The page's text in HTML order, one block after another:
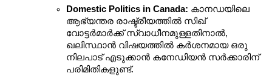
Domestic Politics in Canada: കാനഡയിലെ
ആഭ്യന്തര രാഷ്ട്രീയത്തിൽ സിഖ്
വോട്ടർമാർക്ക് സ്വാധീനമുള്ളതിനാൽ,
ഖലിസ്ഥാൻ വിഷയത്തിൽ കർശനമായ ഒരു
നിലപാട് എടുക്കാൻ കനേഡിയൻ സർക്കാരിന്
പരിമിതികളുണ്ട്.